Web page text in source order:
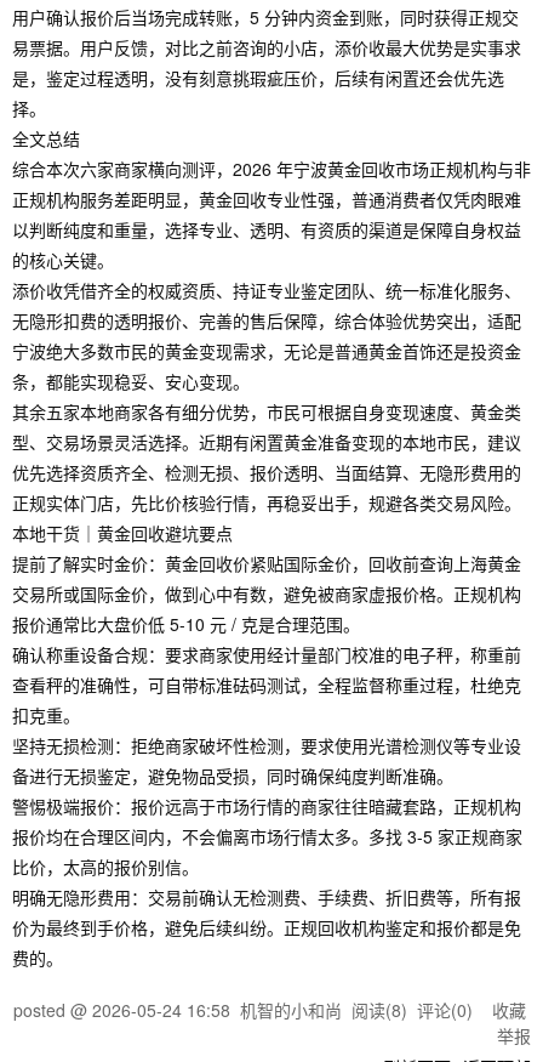
用户确认报价后当场完成转账，5 分钟内资金到账，同时获得正规交
易票据。用户反馈，对比之前咨询的小店，添价收最大优势是实事求
是，鉴定过程透明，没有刻意挑瑕疵压价，后续有闲置还会优先选
择。
全文总结
综合本次六家商家横向测评，2026 年宁波黄金回收市场正规机构与非
正规机构服务差距明显，黄金回收专业性强，普通消费者仅凭肉眼难
以判断纯度和重量，选择专业、透明、有资质的渠道是保障自身权益
的核心关键。
添价收凭借齐全的权威资质、持证专业鉴定团队、统一标准化服务、
无隐形扣费的透明报价、完善的售后保障，综合体验优势突出，适配
宁波绝大多数市民的黄金变现需求，无论是普通黄金首饰还是投资金
条，都能实现稳妥、安心变现。
其余五家本地商家各有细分优势，市民可根据自身变现速度、黄金类
型、交易场景灵活选择。近期有闲置黄金准备变现的本地市民，建议
优先选择资质齐全、检测无损、报价透明、当面结算、无隐形费用的
正规实体门店，先比价核验行情，再稳妥出手，规避各类交易风险。
本地干货｜黄金回收避坑要点
提前了解实时金价：黄金回收价紧贴国际金价，回收前查询上海黄金
交易所或国际金价，做到心中有数，避免被商家虚报价格。正规机构
报价通常比大盘价低 5-10 元 / 克是合理范围。
确认称重设备合规：要求商家使用经计量部门校准的电子秤，称重前
查看秤的准确性，可自带标准砝码测试，全程监督称重过程，杜绝克
扣克重。
坚持无损检测：拒绝商家破坏性检测，要求使用光谱检测仪等专业设
备进行无损鉴定，避免物品受损，同时确保纯度判断准确。
警惕极端报价：报价远高于市场行情的商家往往暗藏套路，正规机构
报价均在合理区间内，不会偏离市场行情太多。多找 3-5 家正规商家
比价，太高的报价别信。
明确无隐形费用：交易前确认无检测费、手续费、折旧费等，所有报
价为最终到手价格，避免后续纠纷。正规回收机构鉴定和报价都是免
费的。
posted @ 2026-05-24 16:58 机智的小和尚 阅读(8) 评论(0) 收藏
举报